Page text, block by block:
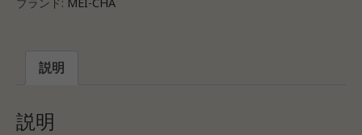
説明
説明